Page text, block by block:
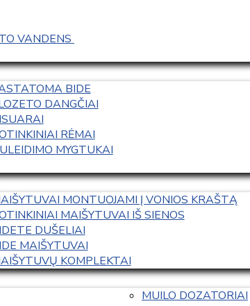
VANDENS
BIDE
DANGČIAI
RĖMAI
MYGTUKAI
MONTUOJAMI Į VONIOS KRAŠTĄ
MAIŠYTUVAI IŠ SIENOS
DUŠELIAI
MAIŠYTUVAI
KOMPLEKTAI
MUILO DOZATORIAI